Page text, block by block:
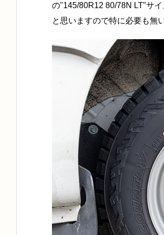
の"145/80R12 80/78N LT"サ
と思いますので特に必要も無